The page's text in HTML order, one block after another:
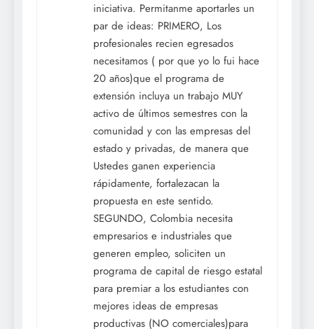
iniciativa. Permitanme aportarles un
par de ideas: PRIMERO, Los
profesionales recien egresados
necesitamos ( por que yo lo fui hace
20 años)que el programa de
extensión incluya un trabajo MUY
activo de últimos semestres con la
comunidad y con las empresas del
estado y privadas, de manera que
Ustedes ganen experiencia
rápidamente, fortalezacan la
propuesta en este sentido.
SEGUNDO, Colombia necesita
empresarios e industriales que
generen empleo, soliciten un
programa de capital de riesgo estatal
para premiar a los estudiantes con
mejores ideas de empresas
productivas (NO comerciales)para